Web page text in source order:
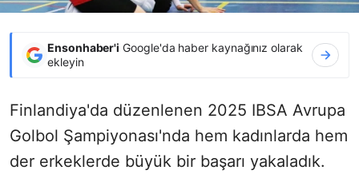
Ensonhaber'i Google'da haber kaynağınız olarak
ekleyin
Finlandiya'da düzenlenen 2025 IBSA Avrupa
Golbol Şampiyonası'nda hem kadınlarda hem
der erkeklerde büyük bir başarı yakaladık.